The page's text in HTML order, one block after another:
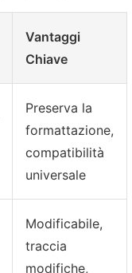
Vantaggi
Chiave
Preserva la
formattazione,
compatibilità
universale
Modificabile,
traccia
modifiche,